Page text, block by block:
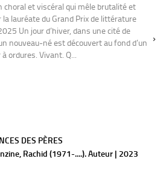
choral et viscéral qui mêle brutalité et
la lauréate du Grand Prix de littérature
Un jour d’hiver, dans une cité de
nouveau-né est découvert au fond d’un
ordures. Vivant. Q...
DES PÈRES
Rachid (1971-....). Auteur | 2023